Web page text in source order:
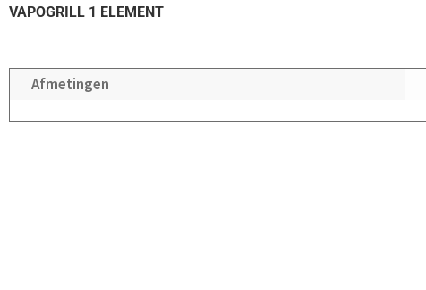
VAPOGRILL 1 ELEMENT
Afmetingen